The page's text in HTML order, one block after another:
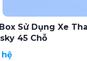
Sử Dụng Xe
45 Chỗ